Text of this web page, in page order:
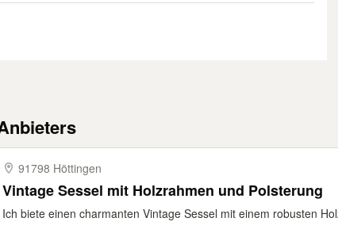
91798 Höttingen
Vintage Sessel mit Holzrahmen und Polsterung
Ich biete einen charmanten Vintage Sessel mit einem robusten